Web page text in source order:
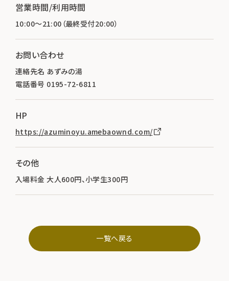
営業時間/利用時間
10:00～21:00（最終受付20:00）
お問い合わせ
連絡先名 あずみの湯
電話番号 0195-72-6811
HP
https://azuminoyu.amebaownd.com/
その他
入場料金 大人600円、小学生300円
一覧へ戻る